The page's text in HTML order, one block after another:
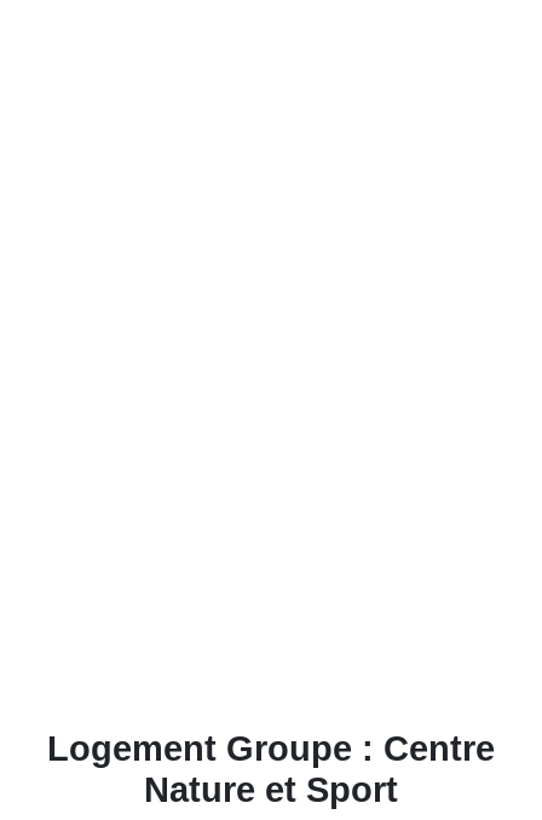
Logement Groupe : Centre
Nature et Sport